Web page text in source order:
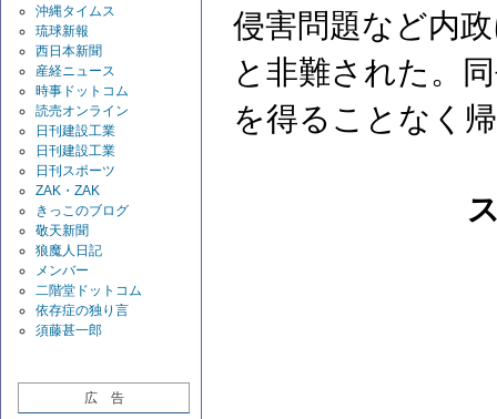
沖縄タイムス
琉球新報
西日本新聞
産経ニュース
時事ドットコム
読売オンライン
日刊建設工業
日刊建設工業
日刊スポーツ
ZAK・ZAK
きっこのブログ
敬天新聞
狼魔人日記
メンバー
二階堂ドットコム
依存症の独り言
須藤甚一郎
広 告
侵害問題など内
と非難された。
を得ることなく